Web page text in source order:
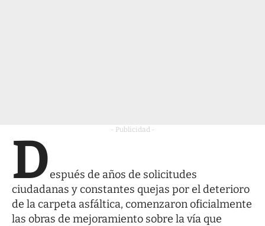
- Publicidad -
Después de años de solicitudes
ciudadanas y constantes quejas por el deterioro
de la carpeta asfáltica, comenzaron oficialmente
las obras de mejoramiento sobre la vía que